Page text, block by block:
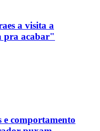
a visita a
pra acabar"
e comportamento